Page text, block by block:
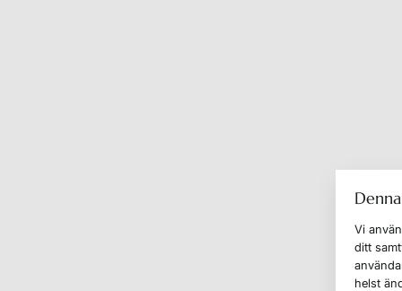
Vi
ditt
helst